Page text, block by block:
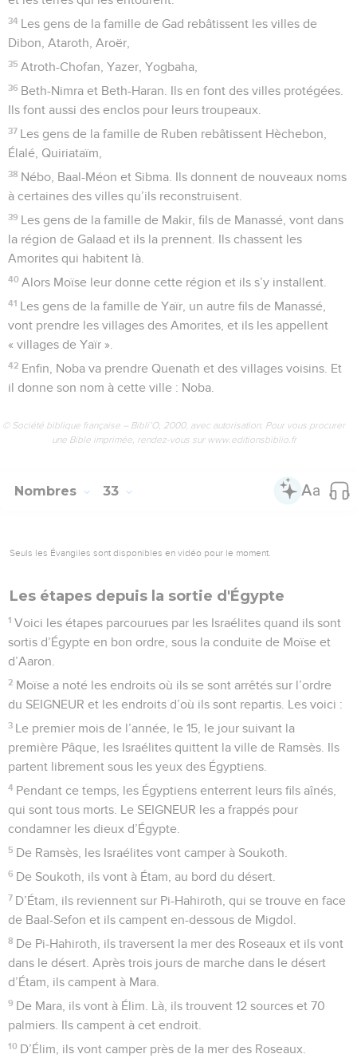
34 Les gens de la famille de Gad rebâtissent les villes de
Dibon, Ataroth, Aroër,
35 Atroth-Chofan, Yazer, Yogbaha,
36 Beth-Nimra et Beth-Haran. Ils en font des villes protégées.
Ils font aussi des enclos pour leurs troupeaux.
37 Les gens de la famille de Ruben rebâtissent Hèchebon,
Élalé, Quiriataïm,
38 Nébo, Baal-Méon et Sibma. Ils donnent de nouveaux noms
à certaines des villes qu’ils reconstruisent.
39 Les gens de la famille de Makir, fils de Manassé, vont dans
la région de Galaad et ils la prennent. Ils chassent les
Amorites qui habitent là.
40 Alors Moïse leur donne cette région et ils s’y installent.
41 Les gens de la famille de Yaïr, un autre fils de Manassé,
vont prendre les villages des Amorites, et ils les appellent
« villages de Yaïr ».
42 Enfin, Noba va prendre Quenath et des villages voisins. Et
il donne son nom à cette ville : Noba.
© Société biblique française – Bibli’O, 2000, avec autorisation. Pour vous procurer
une Bible imprimée, rendez-vous sur www.editionsbiblio.fr
Nombres 33
Seuls les Évangiles sont disponibles en vidéo pour le moment.
Les étapes depuis la sortie d'Égypte
1 Voici les étapes parcourues par les Israélites quand ils sont
sortis d’Égypte en bon ordre, sous la conduite de Moïse et
d’Aaron.
2 Moïse a noté les endroits où ils se sont arrêtés sur l’ordre
du SEIGNEUR et les endroits d’où ils sont repartis. Les voici :
3 Le premier mois de l’année, le 15, le jour suivant la
première Pâque, les Israélites quittent la ville de Ramsès. Ils
partent librement sous les yeux des Égyptiens.
4 Pendant ce temps, les Égyptiens enterrent leurs fils aînés,
qui sont tous morts. Le SEIGNEUR les a frappés pour
condamner les dieux d’Égypte.
5 De Ramsès, les Israélites vont camper à Soukoth.
6 De Soukoth, ils vont à Étam, au bord du désert.
7 D’Étam, ils reviennent sur Pi-Hahiroth, qui se trouve en face
de Baal-Sefon et ils campent en-dessous de Migdol.
8 De Pi-Hahiroth, ils traversent la mer des Roseaux et ils vont
dans le désert. Après trois jours de marche dans le désert
d’Étam, ils campent à Mara.
9 De Mara, ils vont à Élim. Là, ils trouvent 12 sources et 70
palmiers. Ils campent à cet endroit.
10 D’Élim, ils vont camper près de la mer des Roseaux.